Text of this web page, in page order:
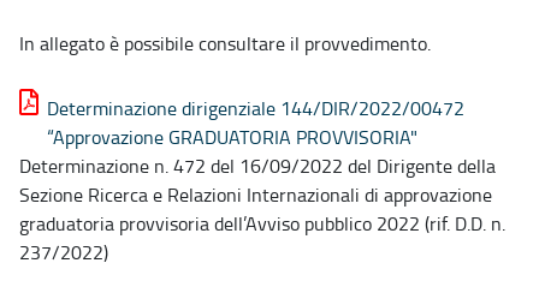
In allegato è possibile consultare il provvedimento.
Determinazione dirigenziale 144/DIR/2022/00472
“Approvazione GRADUATORIA PROVVISORIA"
Determinazione n. 472 del 16/09/2022 del Dirigente della
Sezione Ricerca e Relazioni Internazionali di approvazione
graduatoria provvisoria dell’Avviso pubblico 2022 (rif. D.D. n.
237/2022)